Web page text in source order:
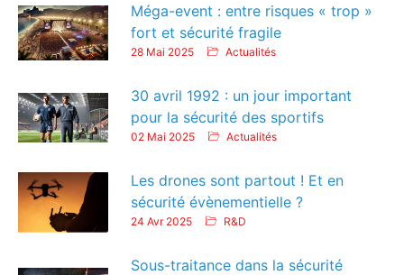
Méga-event : entre risques « trop »
fort et sécurité fragile
28 Mai 2025 Actualités
30 avril 1992 : un jour important
pour la sécurité des sportifs
02 Mai 2025 Actualités
Les drones sont partout ! Et en
sécurité évènementielle ?
24 Avr 2025 R&D
Sous-traitance dans la sécurité